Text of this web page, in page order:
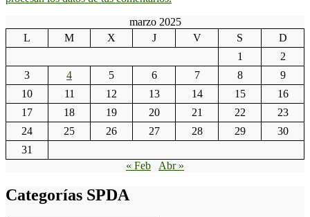
marzo 2025
L
M X J V S
D
1
2
3
4 5 6 7 8
9
10
11 12 13 14 15
16
17
18 19 20 21 22
23
24
25 26 27 28 29
30
31
« Feb
Abr »
Categorías SPDA